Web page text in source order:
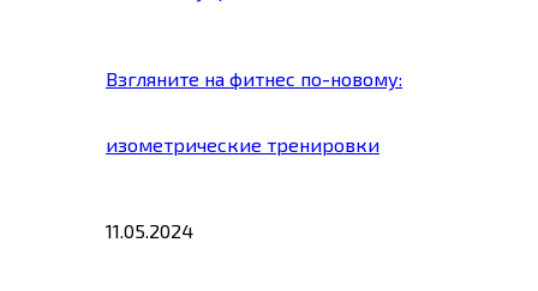
Взгляните на фитнес по-новому:
изометрические тренировки
11.05.2024